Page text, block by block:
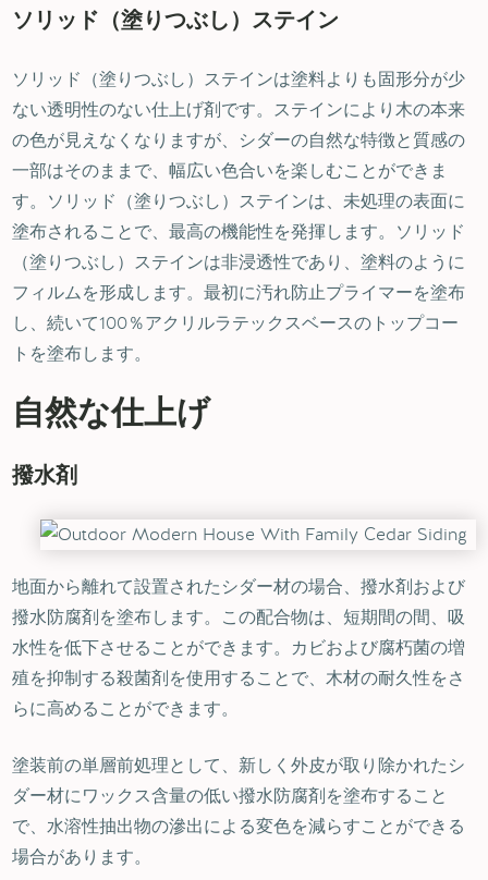
ソリッド（塗りつぶし）ステイン
ソリッド（塗りつぶし）ステインは塗料よりも固形分が少
ない透明性のない仕上げ剤です。ステインにより木の本来
の色が見えなくなりますが、シダーの自然な特徴と質感の
一部はそのままで、幅広い色合いを楽しむことができま
す。ソリッド（塗りつぶし）ステインは、未処理の表面に
塗布されることで、最高の機能性を発揮します。ソリッド
（塗りつぶし）ステインは非浸透性であり、塗料のように
フィルムを形成します。最初に汚れ防止プライマーを塗布
し、続いて100％アクリルラテックスベースのトップコー
トを塗布します。
自然な仕上げ
撥水剤
地面から離れて設置されたシダー材の場合、撥水剤および
撥水防腐剤を塗布します。この配合物は、短期間の間、吸
水性を低下させることができます。カビおよび腐朽菌の増
殖を抑制する殺菌剤を使用することで、木材の耐久性をさ
らに高めることができます。
塗装前の単層前処理として、新しく外皮が取り除かれたシ
ダー材にワックス含量の低い撥水防腐剤を塗布すること
で、水溶性抽出物の滲出による変色を減らすことができる
場合があります。